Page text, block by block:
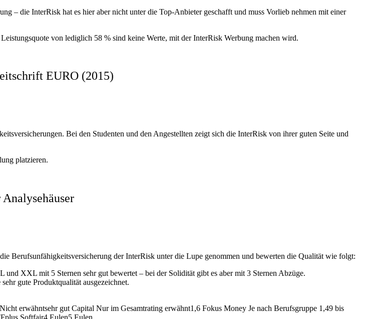
– die InterRisk hat es hier aber nicht unter die Top-Anbieter geschafft und muss Vorlieb nehmen mit einer
von lediglich 58 % sind keine Werte, mit der InterRisk Werbung machen wird.
EURO (2015)
Bei den Studenten und den Angestellten zeigt sich die InterRisk von ihrer guten Seite und
platzieren.
Berufsunfähigkeitsversicherung der InterRisk unter die Lupe genommen und bewerten die Qualität wie folgt:
XXL mit 5 Sternen sehr gut bewertet – bei der Solidität gibt es aber mit 3 Sternen Abzüge.
gute Produktqualität ausgezeichnet.
erwähntsehr gut Capital Nur im Gesamtrating erwähnt1,6 Fokus Money Je nach Berufsgruppe 1,49 bis